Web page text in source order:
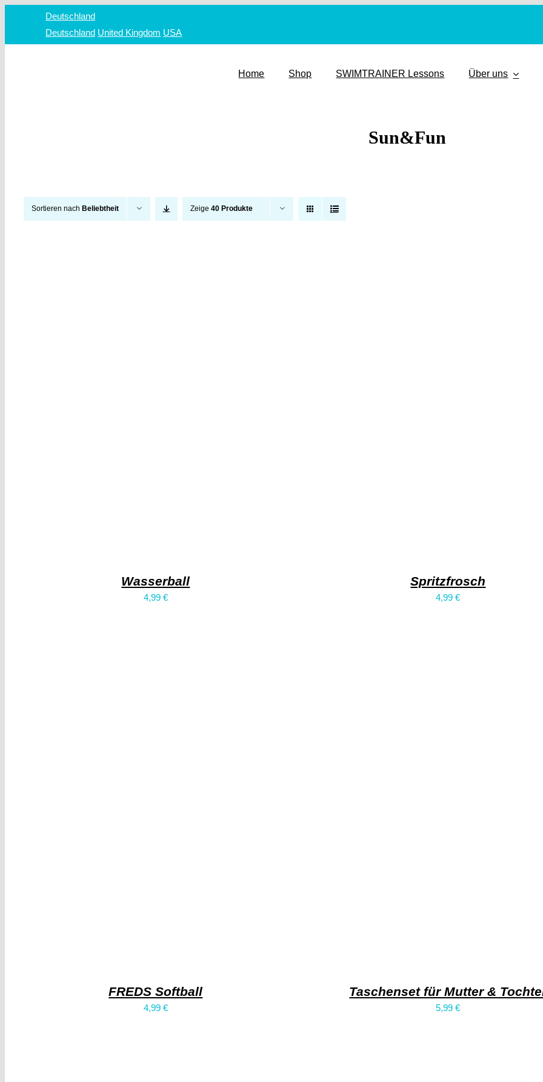
springen
Deutschland
Deutschland United Kingdom USA
Home Shop SWIMTRAINER Lessons Über uns
Sun&Fun
Sortieren nach Beliebtheit Zeige 40 Produkte
Wasserball
4,99 €
Spritzfrosch
4,99€
FREDS Softball
4,99 €
Taschenset für Mutter &
5,99€